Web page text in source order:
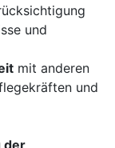
und
mit anderen
und
der